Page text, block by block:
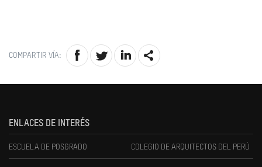
COMPARTIR VÍA:
ENLACES DE INTERÉS
ESCUELA DE POSGRADO COLEGIO DE ARQUITECTOS DEL PERÚ